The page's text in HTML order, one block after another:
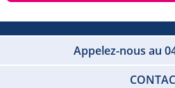
Appelez-nous au